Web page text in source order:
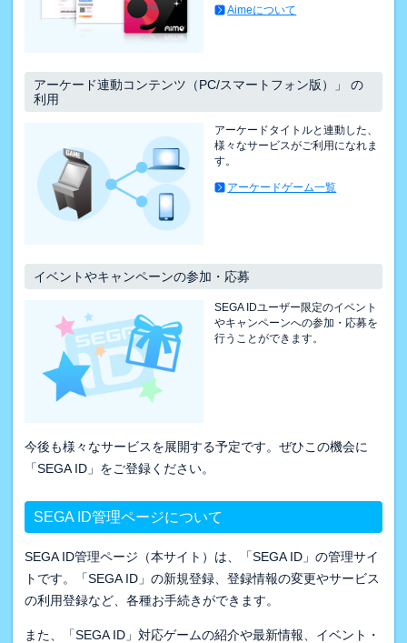
Aimeについて
アーケード連動コンテンツ（PC/スマートフォン版）」 の
利用
アーケードタイトルと連動した、
様々なサービスがご利用になれま
す。
アーケードゲーム一覧
イベントやキャンペーンの参加・応募
SEGA IDユーザー限定のイベント
やキャンペーンへの参加・応募を
行うことができます。
今後も様々なサービスを展開する予定です。ぜひこの機会に
「SEGA ID」をご登録ください。
SEGA ID管理ページについて
SEGA ID管理ページ（本サイト）は、「SEGA ID」の管理サイ
トです。「SEGA ID」の新規登録、登録情報の変更やサービス
の利用登録など、各種お手続きができます。
また、「SEGA ID」対応ゲームの紹介や最新情報、イベント・